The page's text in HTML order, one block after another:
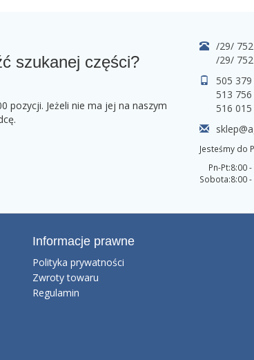
szukanej części?
pozycji. Jeżeli nie ma jej na naszym
/29/
/29/
505
513 756
516
Jesteśmy do
Pn-Pt:
Sobota:
8:00
8:00
Informacje prawne
Polityka prywatności
Zwroty towaru
Regulamin